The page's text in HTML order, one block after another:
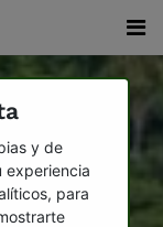
y de
experiencia
para